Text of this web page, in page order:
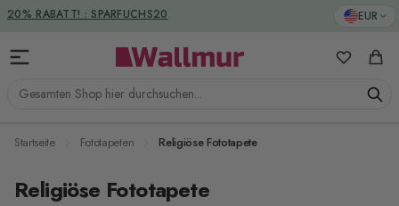
Zum Inhalt springen EUR
Gesamten Shop hier durchsuchen...
Meine
20% RABATT! : SPARFUCHS20
Startseite Fototapeten Religiöse Fototapete
Religiöse Fototapete